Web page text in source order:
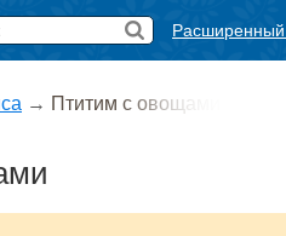
Расширенный
→ Птитим с овощами